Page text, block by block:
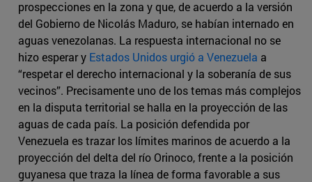
prospecciones en la zona y que, de acuerdo a la versión
del Gobierno de Nicolás Maduro, se habían internado en
aguas venezolanas. La respuesta internacional no se
hizo esperar y Estados Unidos urgió a Venezuela a
“respetar el derecho internacional y la soberanía de sus
vecinos”. Precisamente uno de los temas más complejos
en la disputa territorial se halla en la proyección de las
aguas de cada país. La posición defendida por
Venezuela es trazar los límites marinos de acuerdo a la
proyección del delta del río Orinoco, frente a la posición
guyanesa que traza la línea de forma favorable a sus